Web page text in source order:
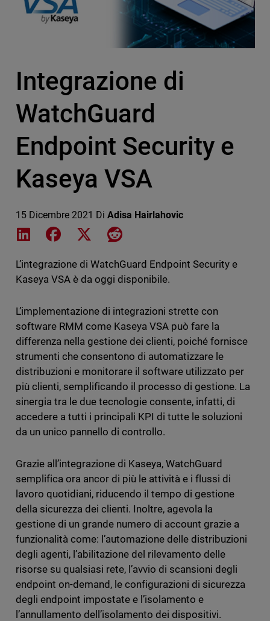
Integrazione di
WatchGuard
Endpoint Security e
Kaseya VSA
15 Dicembre 2021 Di Adisa Hairlahovic
Share on LinkedIn
Share on Facebook
Share on XShare on Reddit
L’integrazione di WatchGuard Endpoint Security e
Kaseya VSA è da oggi disponibile.
L’implementazione di integrazioni strette con
software RMM come Kaseya VSA può fare la
differenza nella gestione dei clienti, poiché fornisce
strumenti che consentono di automatizzare le
distribuzioni e monitorare il software utilizzato per
più clienti, semplificando il processo di gestione. La
sinergia tra le due tecnologie consente, infatti, di
accedere a tutti i principali KPI di tutte le soluzioni
da un unico pannello di controllo.
Grazie all’integrazione di Kaseya, WatchGuard
semplifica ora ancor di più le attività e i flussi di
lavoro quotidiani, riducendo il tempo di gestione
della sicurezza dei clienti. Inoltre, agevola la
gestione di un grande numero di account grazie a
funzionalità come: l’automazione delle distribuzioni
degli agenti, l’abilitazione del rilevamento delle
risorse su qualsiasi rete, l’avvio di scansioni degli
endpoint on-demand, le configurazioni di sicurezza
degli endpoint impostate e l’isolamento e
l’annullamento dell’isolamento dei dispositivi.